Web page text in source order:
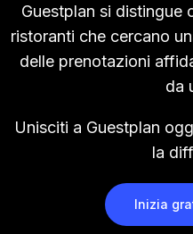
Guestplan si distingue
ristoranti che cercano
delle prenotazioni
da
Unisciti a Guestplan
la
Inizia